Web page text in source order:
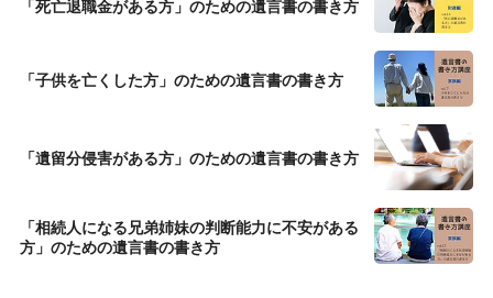
「死亡退職金がある方」のための遺言書の書き方
「子供を亡くした方」のための遺言書の書き方
「遺留分侵害がある方」のための遺言書の書き方
「相続人になる兄弟姉妹の判断能力に不安がある
方」のための遺言書の書き方